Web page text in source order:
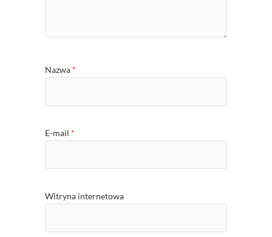
Nazwa *
E-mail *
Witryna internetowa